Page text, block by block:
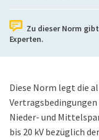
Zu dieser Norm
Experten.
Diese Norm legt die
Nieder- und
bis 20 kV bezüglich